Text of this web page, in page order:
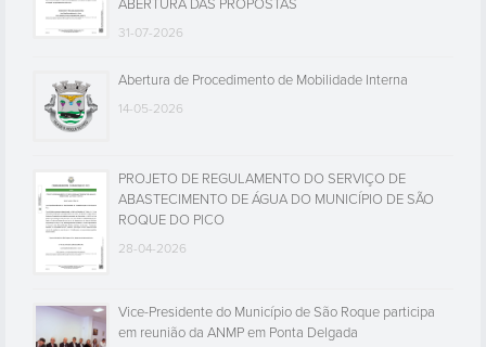
ABERTURA DAS PROPOSTAS
31-07-2026
Abertura de Procedimento de Mobilidade Interna
14-05-2026
PROJETO DE REGULAMENTO DO SERVIÇO DE
ABASTECIMENTO DE ÁGUA DO MUNICÍPIO DE SÃO
ROQUE DO PICO
28-04-2026
Vice-Presidente do Município de São Roque participa
em reunião da ANMP em Ponta Delgada